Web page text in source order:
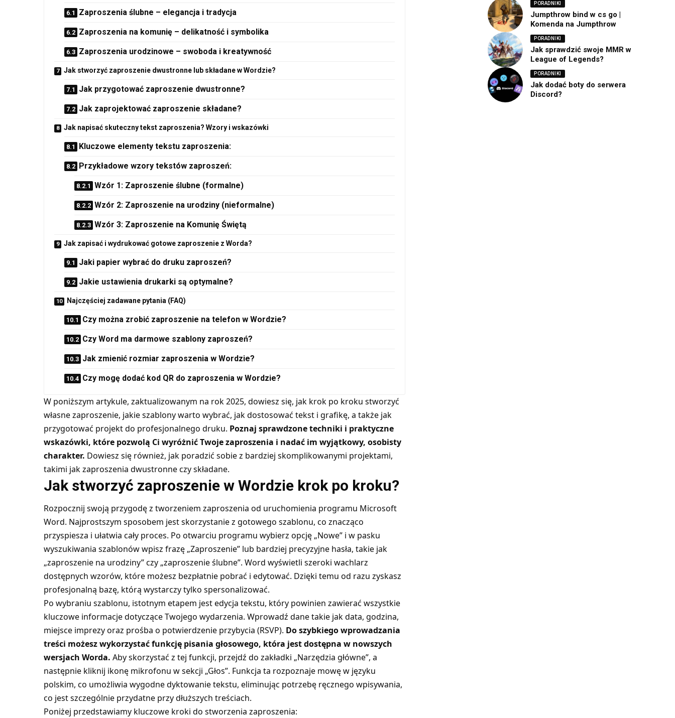
Zaproszenia ślubne – elegancja i tradycja
Zaproszenia na komunię – delikatność i symbolika
Zaproszenia urodzinowe – swoboda i kreatywność
Jak stworzyć zaproszenie dwustronne lub składane w Wordzie?
Jak przygotować zaproszenie dwustronne?
Jak zaprojektować zaproszenie składane?
Jak napisać skuteczny tekst zaproszenia? Wzory i wskazówki
Kluczowe elementy tekstu zaproszenia:
Przykładowe wzory tekstów zaproszeń:
Wzór 1: Zaproszenie ślubne (formalne)
Wzór 2: Zaproszenie na urodziny (nieformalne)
Wzór 3: Zaproszenie na Komunię Świętą
Jak zapisać i wydrukować gotowe zaproszenie z Worda?
Jaki papier wybrać do druku zaproszeń?
Jakie ustawienia drukarki są optymalne?
Najczęściej zadawane pytania (FAQ)
Czy można zrobić zaproszenie na telefon w Wordzie?
Czy Word ma darmowe szablony zaproszeń?
Jak zmienić rozmiar zaproszenia w Wordzie?
Czy mogę dodać kod QR do zaproszenia w Wordzie?
W poniższym artykule, zaktualizowanym na rok 2025, dowiesz się, jak krok po kroku stworzyć
własne zaproszenie, jakie szablony warto wybrać, jak dostosować tekst i grafikę, a także jak
przygotować projekt do profesjonalnego druku. Poznaj sprawdzone techniki i praktyczne
wskazówki, które pozwolą Ci wyróżnić Twoje zaproszenia i nadać im wyjątkowy, osobisty
charakter. Dowiesz się również, jak poradzić sobie z bardziej skomplikowanymi projektami,
takimi jak zaproszenia dwustronne czy składane.
Jak stworzyć zaproszenie w Wordzie krok po kroku?
Rozpocznij swoją przygodę z tworzeniem zaproszenia od uruchomienia programu Microsoft
Word. Najprostszym sposobem jest skorzystanie z gotowego szablonu, co znacząco
przyspiesza i ułatwia cały proces. Po otwarciu programu wybierz opcję „Nowe” i w pasku
wyszukiwania szablonów wpisz frazę „Zaproszenie” lub bardziej precyzyjne hasła, takie jak
„zaproszenie na urodziny” czy „zaproszenie ślubne”. Word wyświetli szeroki wachlarz
dostępnych wzorów, które możesz bezpłatnie pobrać i edytować. Dzięki temu od razu zyskasz
profesjonalną bazę, którą wystarczy tylko spersonalizować.
Po wybraniu szablonu, istotnym etapem jest edycja tekstu, który powinien zawierać wszystkie
kluczowe informacje dotyczące Twojego wydarzenia. Wprowadź dane takie jak data, godzina,
miejsce imprezy oraz prośba o potwierdzenie przybycia (RSVP). Do szybkiego wprowadzania
treści możesz wykorzystać funkcję pisania głosowego, która jest dostępna w nowszych
wersjach Worda. Aby skorzystać z tej funkcji, przejdź do zakładki „Narzędzia główne”, a
następnie kliknij ikonę mikrofonu w sekcji „Głos”. Funkcja ta rozpoznaje mowę w języku
polskim, co umożliwia wygodne dyktowanie tekstu, eliminując potrzebę ręcznego wpisywania,
co jest szczególnie przydatne przy dłuższych treściach.
Poniżej przedstawiamy kluczowe kroki do stworzenia zaproszenia:
PORADNIKI
Jumpthrow bind w cs go |
Komenda na Jumpthrow
PORADNIKI
Jak sprawdzić swoje MMR w
League of Legends?
PORADNIKI
Jak dodać boty do serwera
Discord?